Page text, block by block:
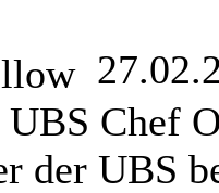
UBS Chef
der UBS